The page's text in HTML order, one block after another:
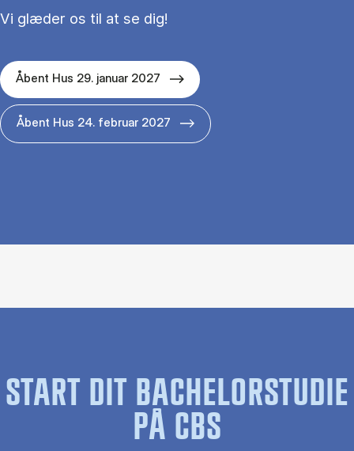
Vi glæder os til at se dig!
Åbent Hus 29. januar 2027
Åbent Hus 24. februar 2027
START DIT BACHELORSTUDIE
PÅ CBS